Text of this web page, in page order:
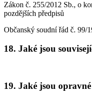
Zákon č. 255/2012 Sb., o
pozdějších předpisů
Občanský soudní řád č. 99/
18. Jaké jsou
19. Jaké jsou